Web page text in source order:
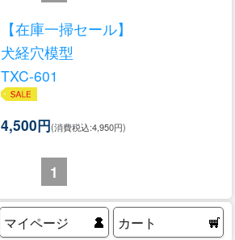
【在庫一掃セール】
犬経穴模型
TXC-601
4,500円(消費税込:4,950円)
1
マイページ カート